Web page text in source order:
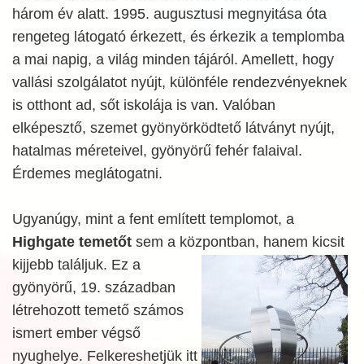
három év alatt. 1995. augusztusi megnyitása óta
rengeteg látogató érkezett, és érkezik a templomba
a mai napig, a világ minden tájáról. Amellett, hogy
vallási szolgálatot nyújt, különféle rendezvényeknek
is otthont ad, sőt iskolája is van. Valóban
elképesztő, szemet gyönyörködtető látványt nyújt,
hatalmas méreteivel, gyönyörű fehér falaival.
Érdemes meglátogatni.
Ugyanúgy, mint a fent említett templomot, a
Highgate temetőt sem a központban, hanem kicsit
kijjebb találjuk. Ez a
gyönyörű, 19. században
létrehozott temető számos
ismert ember végső
nyughelye. Felkereshetjük itt